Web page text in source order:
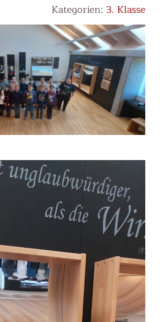
3. Klasse